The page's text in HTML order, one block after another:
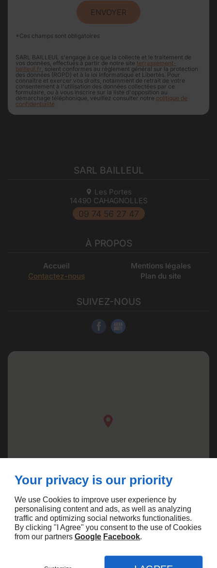
*Ces champs sont obligatoires
SARL BAILLEUL s'engage à ce que la collecte et le traitement de
vos données, effectués à partir de notre site terrassement-
bailleul.fr , soient conformes au règlement général sur la protection
des données (RGPD) et à la loi Informatique et Libertés. Pour
connaître et exercer vos droits, notamment de retrait de votre
consentement à l'utilisation des données collectées par ce
formulaire, ou à vous inscrire sur la liste d'opposition au
démarchage téléphonique, veuillez consulter notre politique de
confidentialité
SARL BAILLEUL
Les Portes
14490 CAHAGNOLLES
09 74 56 27 47
À PROPOS
Accueil
Contactez-nous
Mentions légales
Plan du site
SUIVEZ-NOUS
Your privacy is our priority
We use Cookies to improve user experience by
personalising content and ads, as well as analyzing
traffic and optimizing social networks functionalities.
By clicking "I Agree" you consent to the use of Cookies
from our partners Google Facebook.